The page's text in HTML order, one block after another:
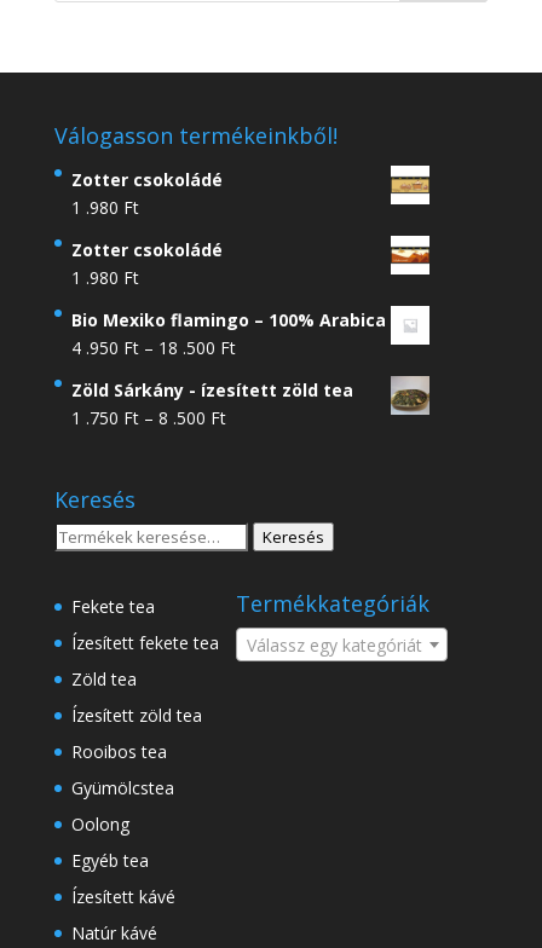
Válogasson termékeinkből!
Zotter csokoládé
1 .980 Ft
Zotter csokoládé
1 .980 Ft
Bio Mexiko flamingo – 100% Arabica
4 .950 Ft – 18 .500 FtÁrtartomány:
.950 Ft
Zöld Sárkány - ízesített zöld tea
1 .750 Ft – 8 .500 FtÁrtartomány:
8
.500 Ft
Keresés
Keresés
Keresés
Fekete tea
Ízesített fekete tea
Zöld tea
Ízesített zöld tea
Rooibos tea
Gyümölcstea
Oolong
Egyéb tea
Ízesített kávé
Natúr kávé
Termékkategóriák
Válassz egy kategóriát